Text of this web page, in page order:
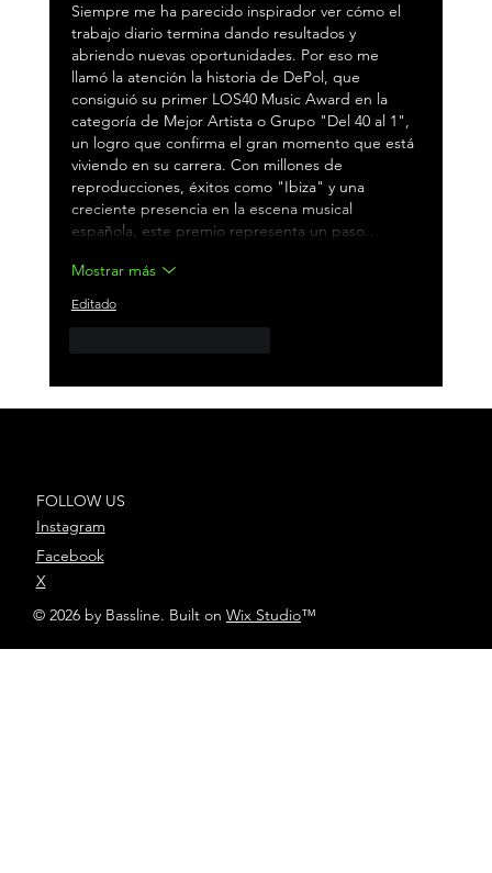
Siempre me ha parecido inspirador ver cómo el
trabajo diario termina dando resultados y
abriendo nuevas oportunidades. Por eso me
llamó la atención la historia de DePol, que
consiguió su primer LOS40 Music Award en la
categoría de Mejor Artista o Grupo "Del 40 al 1",
un logro que confirma el gran momento que está
viviendo en su carrera. Con millones de
reproducciones, éxitos como "Ibiza" y una
creciente presencia en la escena musical
española, este premio representa un paso…
Mostrar más
Editado
FOLLOW US
Instagram
Facebook
X
© 2026 by Bassline. Built on Wix Studio™